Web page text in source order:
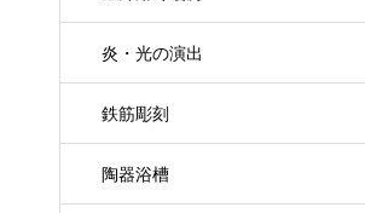
炎・光の演出
鉄筋彫刻
陶器浴槽